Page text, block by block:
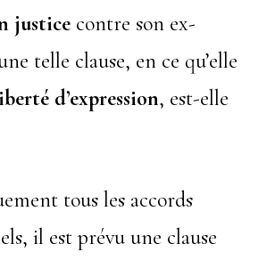
justice contre son ex-
telle clause, en ce qu’elle
d’expression, est-elle
tous les accords
il est prévu une clause